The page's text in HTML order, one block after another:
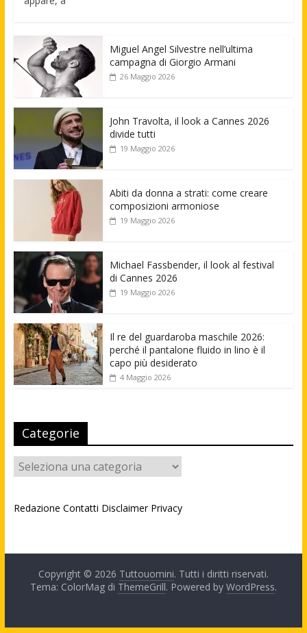
Miguel Angel Silvestre nell’ultima
campagna di Giorgio Armani
26 Maggio 2026
John Travolta, il look a Cannes 2026
divide tutti
19 Maggio 2026
Abiti da donna a strati: come creare
composizioni armoniose
19 Maggio 2026
Michael Fassbender, il look al festival
di Cannes 2026
19 Maggio 2026
Il re del guardaroba maschile 2026:
perché il pantalone fluido in lino è il
capo più desiderato
4 Maggio 2026
Categorie
Categorie
Redazione Contatti Disclaimer Privacy
Copyright © 2026 Tuttouomini. Tutti i diritti riservati.
Tema: ColorMag di ThemeGrill. Powered by WordPress.